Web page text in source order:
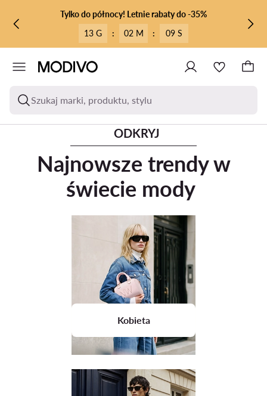
PRZEJDŹ DO GŁÓWNEJ ZAWARTOŚCI
PRZEJDŹ DO WYSZUKIWANIA
Tylko do północy! Letnie rabaty do -35%
13 G
: 02 M : 08 S
Szukaj marki, produktu, stylu
ODKRYJ
Najnowsze trendy w
świecie mody
Kobieta